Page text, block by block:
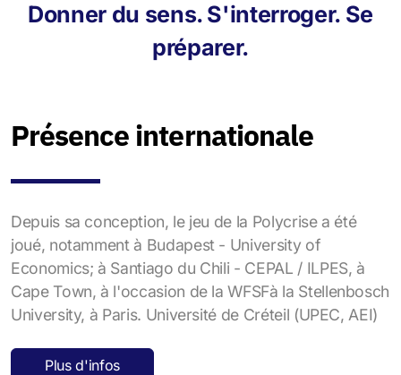
Donner du sens. S'interroger. Se
préparer.
Présence internationale
Depuis sa conception, le jeu de la Polycrise a été
joué, notamment à Budapest - University of
Economics; à Santiago du Chili - CEPAL / ILPES, à
Cape Town, à l'occasion de la WFSFà la Stellenbosch
University, à Paris. Université de Créteil (UPEC, AEI)
Plus d'infos
L'origine des jeux